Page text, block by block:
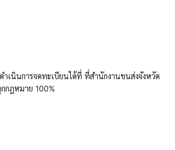
เนินการจดทะเบียนได้ที่ ที่สำนักงานขนส่งจังหวัด
กฎหมาย 100%